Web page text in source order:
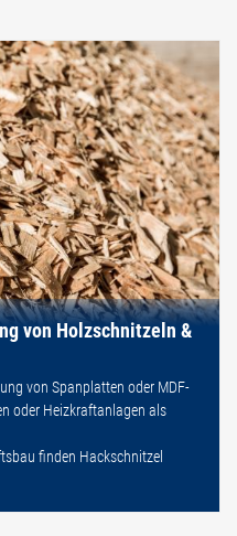
von Holzschnitzeln &
von Spanplatten oder MDF-
oder Heizkraftanlagen als
finden Hackschnitzel